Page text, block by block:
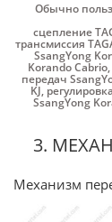
Обычно
сцепление
трансмиссия
SsangYong
Korando Cabrio,
передач
KJ,
SsangYong
3.
Механизм